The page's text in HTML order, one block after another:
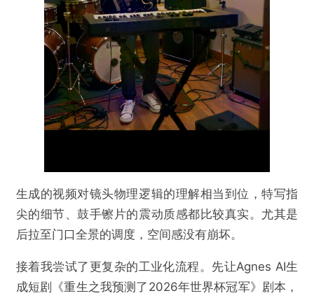
生成的视频对镜头物理逻辑的理解相当到位，特写指
尖的细节、鼓手镲片的震动质感都比较真实。尤其是
后拉至门口全景的调度，空间感没有崩坏。
接着我尝试了更复杂的工业化流程。先让Agnes AI生
成短剧《重生之我预测了2026年世界杯冠军》剧本，